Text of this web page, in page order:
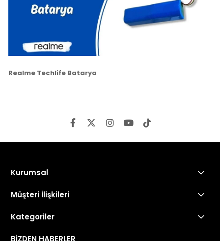
Realme Techlife Batarya
Kurumsal
Müşteri İlişkileri
Kategoriler
BİZDEN HABERLER